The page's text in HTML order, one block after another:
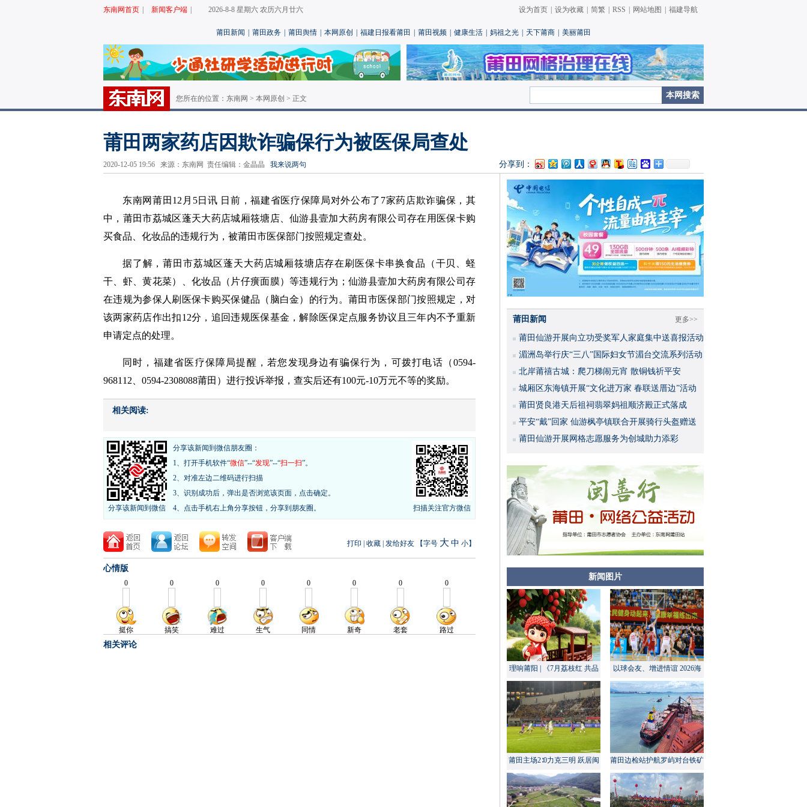
东南网首页 新闻客户端 2026-8-8 星期六 农历六月廿六 设为首页 设为收藏 简繁 RSS 网站地图 福建导航
莆田新闻 莆田政务 莆田舆情 本网原创 福建日报看莆田 莆田视频 健康生活 妈祖之光 天下莆商 美丽莆田
您所在的位置： 东南网 > 本网原创 > 正文
莆田两家药店因欺诈骗保行为被医保局查处
2020-12-05 19:56 来源：东南网 责任编辑：金晶晶 我来说两句 分享到：
东南网莆田12月5日讯 日前，福建省医疗保障局对外公布了7家药店欺诈骗保，其
中，莆田市荔城区蓬天大药店城厢筱塘店、仙游县壹加大药房有限公司存在用医保卡购
买食品、化妆品的违规行为，被莆田市医保部门按照规定查处。
据了解，莆田市荔城区蓬天大药店城厢筱塘店存在刷医保卡串换食品（干贝、蛏
干、虾、黄花菜）、化妆品（片仔癀面膜）等违规行为；仙游县壹加大药房有限公司存
在违规为参保人刷医保卡购买保健品（脑白金）的行为。莆田市医保部门按照规定，对
该两家药店作出扣12分，追回违规医保基金，解除医保定点服务协议且三年内不予重新
申请定点的处理。
同时，福建省医疗保障局提醒，若您发现身边有骗保行为，可拨打电话（0594-
968112、0594-2308088莆田）进行投诉举报，查实后还有100元-10万元不等的奖励。
相关阅读:
扫描关注官方微信
分享该新闻到微信
分享该新闻到微信朋友圈：
1、打开手机软件“微信”--“发现”--“扫一扫”。
2、对准左边二维码进行扫描
3、识别成功后，弹出是否浏览该页面，点击确定。
4、点击手机右上角分享按钮，分享到朋友圈。
打印 收藏 发给好友 【字号 大 中 小】
心情版
相关评论
更多>>
莆田新闻
莆田仙游开展向立功受奖军人家庭集中送喜报活动
湄洲岛举行庆“三八”国际妇女节湄台交流系列活动
北岸莆禧古城：爬刀梯闹元宵 散铜钱祈平安
城厢区东海镇开展“文化进万家 春联送厝边”活动
莆田贤良港天后祖祠翡翠妈祖顺济殿正式落成
平安“戴”回家 仙游枫亭镇联合开展骑行头盔赠送
活动
莆田仙游开展网格志愿服务为创城助力添彩
新闻图片
理响莆阳 | 《7月荔枝红 共品
莆田甜》
以球会友、增进情谊 2026海
峡两岸大学生篮球赛在莆田开
幕
莆田主场2∶0力克三明 跃居闽
超积分榜第四
莆田边检站护航罗屿对台铁矿
中转量同比增长超60%